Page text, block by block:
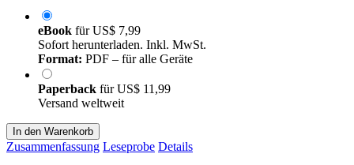
eBook fürUS$ 7,99
Sofort herunterladen. Inkl. MwSt.
Format: PDF – für alle Geräte
Paperback fürUS$ 11,99
Versand weltweit
In den Warenkorb
Zusammenfassung Leseprobe Details